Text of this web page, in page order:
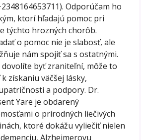
Odporúčam ho
ktorí hľadajú pomoc pri
týchto hrozných chorôb.
o pomoc nie je slabosť, ale
nám spojiť sa s ostatnými.
dovolíte byť zraniteľní, môže to
získaniu väčšej lásky,
a podpory. Dr.
Yare je obdarený
o prírodných liečivých
ktoré dokážu vyliečiť nielen
demenciu, Alzheimerovu